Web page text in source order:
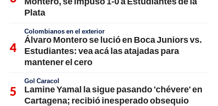
Plata
Colombianos en el exterior
Álvaro Montero se lució en Boca Juniors vs.
Estudiantes: vea acá las atajadas para
mantener el cero
Gol Caracol
Lamine Yamal la sigue pasando 'chévere' en
Cartagena; recibió inesperado obsequio